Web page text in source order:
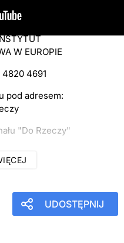
W EUROPIE
4820 4691
pod adresem:
"Do Rzeczy"
UDOSTĘPNIJ